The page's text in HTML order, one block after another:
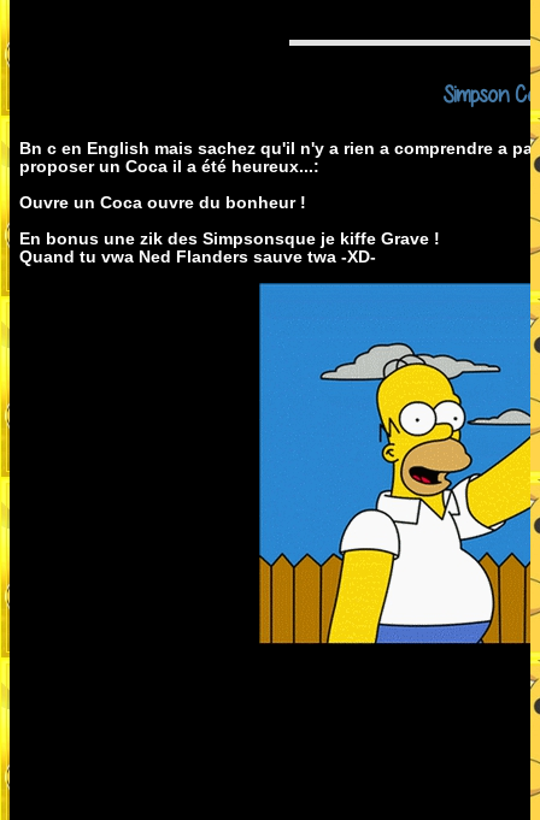
Simpson
Bn c en English mais sachez qu'il n'y a rien a comprendre a
proposer un Coca il a été heureux...:
Ouvre un Coca ouvre du bonheur !
En bonus une zik des Simpsonsque je kiffe Grave !
Quand tu vwa Ned Flanders sauve twa -XD-